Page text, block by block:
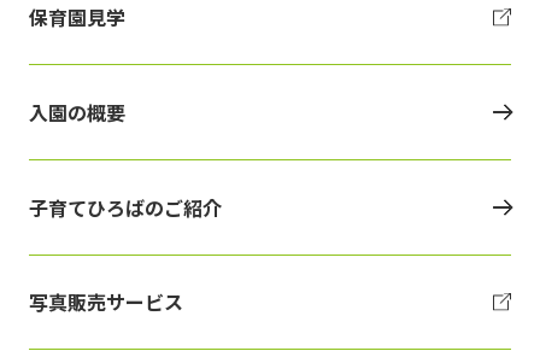
保育園見学
入園の概要
子育てひろばのご紹介
写真販売サービス